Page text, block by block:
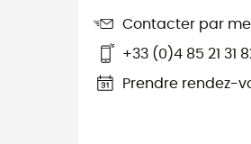
Contacter par
+33 (0)4 85 21 31
Prendre rendez-